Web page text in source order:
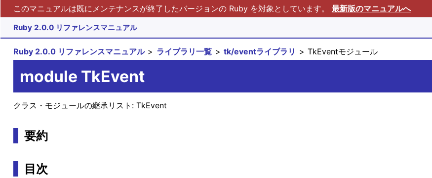
このマニュアルは既にメンテナンスが終了したバージョンの Ruby を対象としています。 最新版のマニュアルへ
Ruby 2.0.0 リファレンスマニュアル
Ruby 2.0.0 リファレンスマニュアル ライブラリ一覧 tk/eventライブラリ TkEventモジュール
module TkEvent
クラス・モジュールの継承リスト: TkEvent
要約
目次